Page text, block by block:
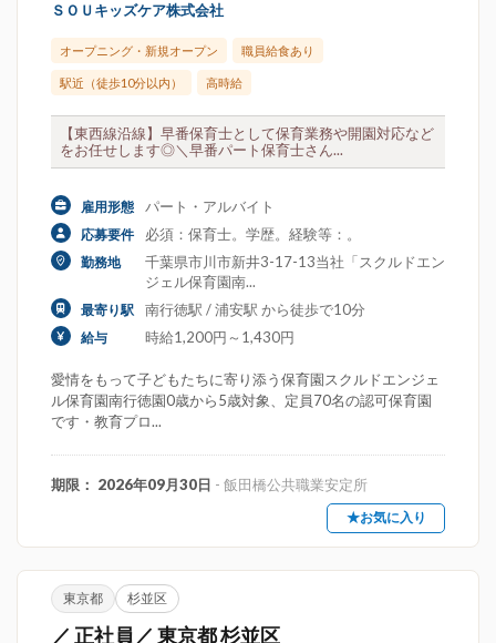
ＳＯＵキッズケア株式会社
オープニング・新規オープン 職員給食あり
駅近（徒歩10分以内） 高時給
【東西線沿線】早番保育士として保育業務や開園対応など
をお任せします◎＼早番パート保育士さん...
雇用形態 パート・アルバイト
応募要件 必須：保育士。学歴。経験等：。
勤務地
千葉県市川市新井3-17-13当社「スクルドエン
ジェル保育園南...
最寄り駅 南行徳駅 / 浦安駅 から徒歩で10分
給与 時給1,200円～1,430円
愛情をもって子どもたちに寄り添う保育園スクルドエンジェ
ル保育園南行徳園0歳から5歳対象、定員70名の認可保育園
です・教育プロ...
期限： 2026年09月30日 - 飯田橋公共職業安定所
★お気に入り
東京都 杉並区
／ 正社員／ 東京都 杉並区